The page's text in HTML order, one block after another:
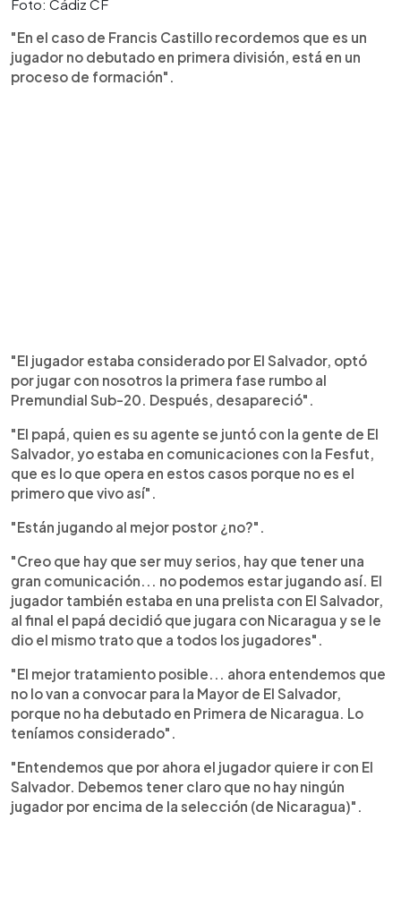
Foto: Cádiz CF
"En el caso de Francis Castillo recordemos que es un
jugador no debutado en primera división, está en un
proceso de formación".
"El jugador estaba considerado por El Salvador, optó
por jugar con nosotros la primera fase rumbo al
Premundial Sub-20. Después, desapareció".
"El papá, quien es su agente se juntó con la gente de El
Salvador, yo estaba en comunicaciones con la Fesfut,
que es lo que opera en estos casos porque no es el
primero que vivo así".
"Están jugando al mejor postor ¿no?".
"Creo que hay que ser muy serios, hay que tener una
gran comunicación... no podemos estar jugando así. El
jugador también estaba en una prelista con El Salvador,
al final el papá decidió que jugara con Nicaragua y se le
dio el mismo trato que a todos los jugadores".
"El mejor tratamiento posible... ahora entendemos que
no lo van a convocar para la Mayor de El Salvador,
porque no ha debutado en Primera de Nicaragua. Lo
teníamos considerado".
"Entendemos que por ahora el jugador quiere ir con El
Salvador. Debemos tener claro que no hay ningún
jugador por encima de la selección (de Nicaragua)".